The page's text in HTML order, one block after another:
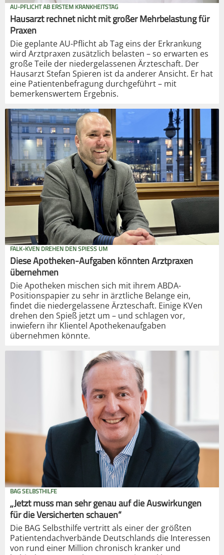
AU-PFLICHT AB ERSTEM KRANKHEITSTAG
Hausarzt rechnet nicht mit großer Mehrbelastung für
Praxen
Die geplante AU-Pflicht ab Tag eins der Erkrankung
wird Arztpraxen zusätzlich belasten – so erwarten es
große Teile der niedergelassenen Ärzteschaft. Der
Hausarzt Stefan Spieren ist da anderer Ansicht. Er hat
eine Patientenbefragung durchgeführt – mit
bemerkenswertem Ergebnis.
FALK-KVEN DREHEN DEN SPIESS UM
Diese Apotheken-Aufgaben könnten Arztpraxen
übernehmen
Die Apotheken mischen sich mit ihrem ABDA-
Positionspapier zu sehr in ärztliche Belange ein,
findet die niedergelassene Ärzteschaft. Einige KVen
drehen den Spieß jetzt um – und schlagen vor,
inwiefern ihr Klientel Apothekenaufgaben
übernehmen könnte.
BAG SELBSTHILFE
„Jetzt muss man sehr genau auf die Auswirkungen
für die Versicherten schauen“
Die BAG Selbsthilfe vertritt als einer der größten
Patientendachverbände Deutschlands die Interessen
von rund einer Million chronisch kranker und